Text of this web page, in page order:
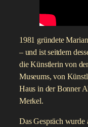
1981 gründete
– und ist seitdem
die Künstlerin von
Museums, von
Haus in der Bonner
Merkel.
Das Gespräch wurde